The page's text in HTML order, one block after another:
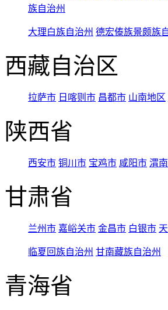
族自治州
大理白族自治州 德宏傣族景颇族
西藏自治区
拉萨市 日喀则市 昌都市 山南地区
陕西省
西安市 铜川市 宝鸡市 咸阳市 渭
甘肃省
兰州市 嘉峪关市 金昌市 白银市
临夏回族自治州 甘南藏族自治州
青海省